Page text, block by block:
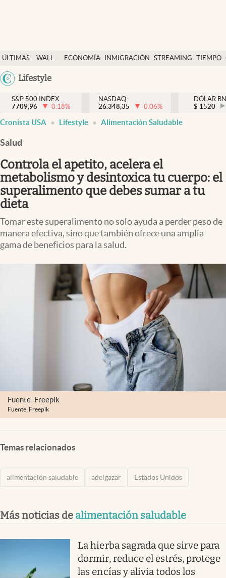
ÚLTIMAS
NOTICIAS
WALL
Y
DÓLAR
ECONOMÍA INMIGRACIÓN STREAMING TIEMPO
México
Lifestyle
Finanzas y economía
Wall Street y dólar
Inmigración
Espiritual
Streaming
Lifestyle
S&P 500 INDEX
7709,96
-0.18%
NASDAQ
26.348,35
-0.06%
DÓLAR
$ 1520
Cronista USA Lifestyle Alimentación Saludable
Salud
Controla el apetito, acelera el
metabolismo y desintoxica tu cuerpo: el
superalimento que debes sumar a tu
dieta
Tomar este superalimento no solo ayuda a perder peso de
manera efectiva, sino que también ofrece una amplia
gama de beneficios para la salud.
Fuente: Freepik
Fuente: Freepik
Temas relacionados
alimentación saludable adelgazar Estados Unidos
Más noticias de alimentación saludable
La hierba sagrada que sirve para
dormir, reduce el estrés, protege
las encías y alivia todos los